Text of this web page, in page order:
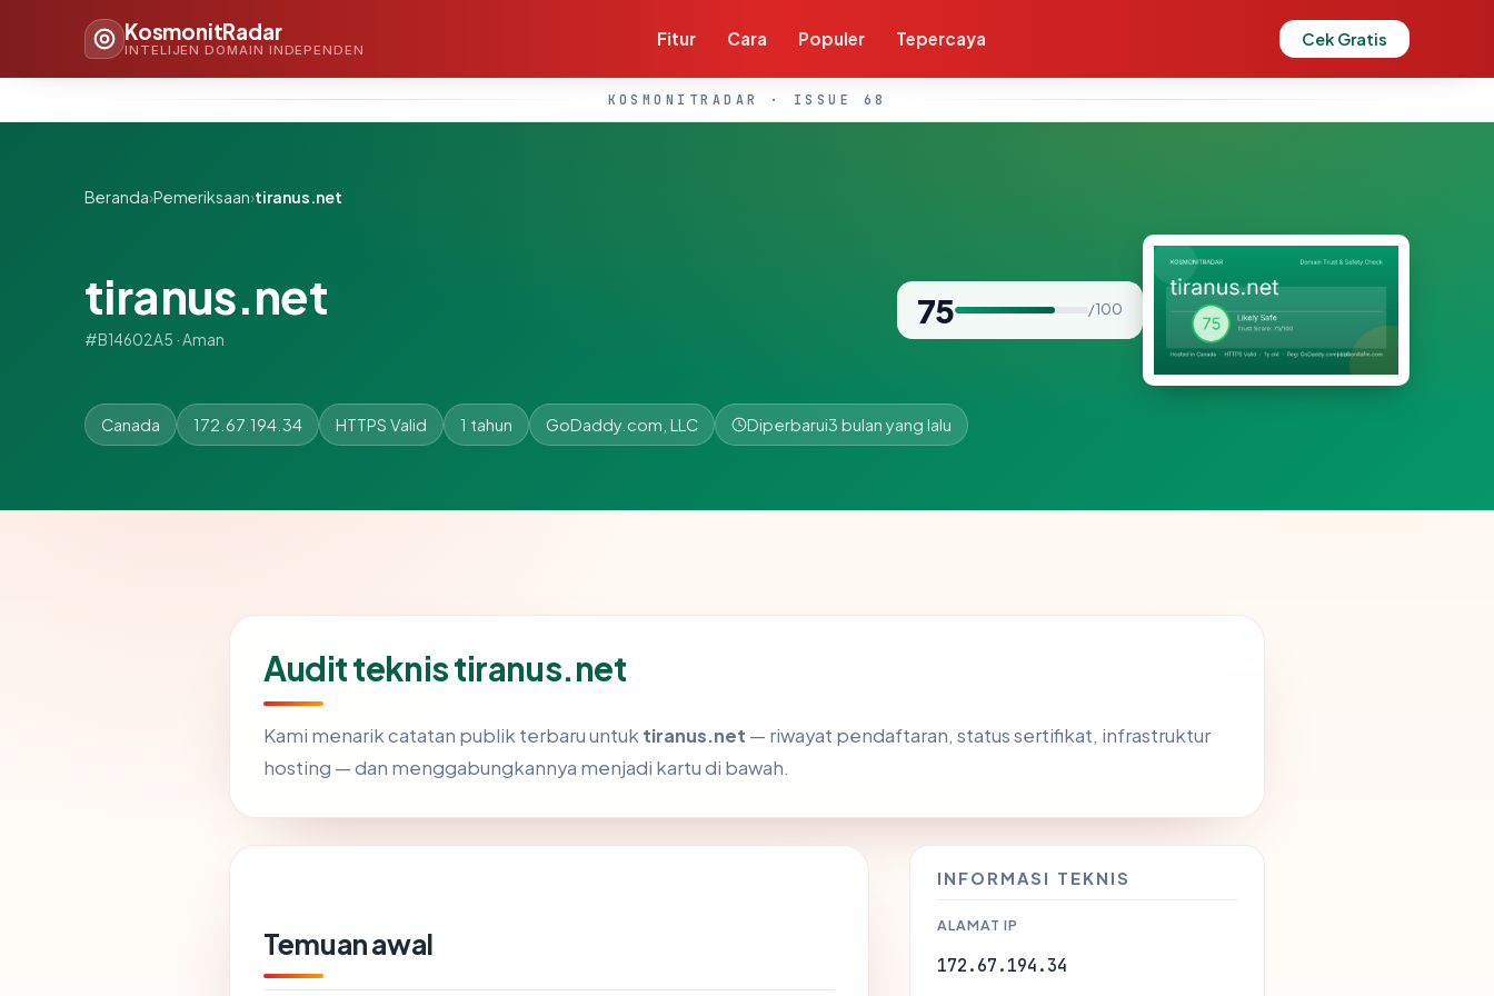
KosmonitRadar
INTELIJEN DOMAIN INDEPENDEN
Fitur Cara Populer Tepercaya Cek Gratis
KOSMONITRADAR · ISSUE 68
Beranda›Pemeriksaan›tiranus.net
tiranus.net
#B14602A5 · Aman
75 / 100
Canada 172.67.194.34 HTTPS Valid 1 tahun GoDaddy.com, LLC Diperbarui3 bulan yang lalu
Audit teknis tiranus.net
Kami menarik catatan publik terbaru untuk tiranus.net — riwayat pendaftaran, status sertifikat, infrastruktur
hosting — dan menggabungkannya menjadi kartu di bawah.
Temuan awal
INFORMASI TEKNIS
ALAMAT IP
172.67.194.34